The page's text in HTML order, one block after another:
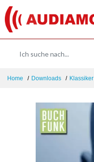
Home Downloads Klassiker